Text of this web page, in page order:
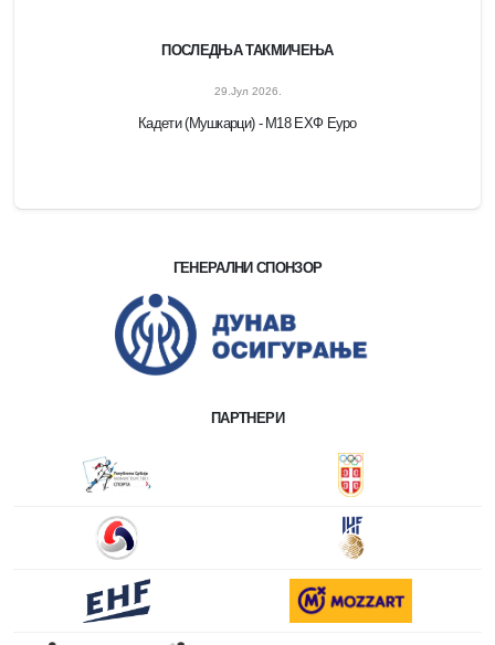
ПОСЛЕДЊА ТАКМИЧЕЊА
29.Јул 2026.
Кадети (Мушкарци) - M18 ЕХФ Еуро
ГЕНЕРАЛНИ СПОНЗОР
ПАРТНЕРИ